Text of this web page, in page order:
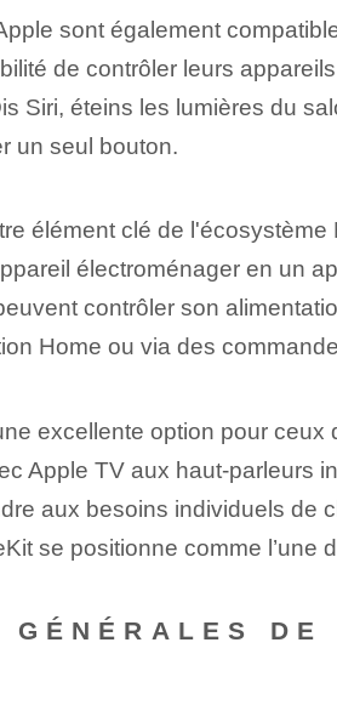
sont également
de contrôler leurs
Siri, éteins les lumières du
un seul bouton.
élément clé de
électroménager en un
contrôler son
Home ou via des
excellente option pour
Apple TV aux haut-parleurs
aux besoins individuels de
se positionne comme